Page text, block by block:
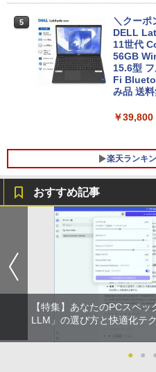
5
＼クーポ
DELL
11世代
56GB
15.6型
Fi
み品 送
￥39,800
楽天ランキ
DELL
3.4GHz
526】
￥15,900
2
中古パソ
【Core
ディスプ
ノングレ
Sパネル
フリッカ
認済み/
証) ギガ
￥17,980
★8月中
ット（全
￥41,225
アンダー
￥792
おすすめ記事
【特集】あなたのPCスペ
LLM」の選び方と快適化テク
● ●